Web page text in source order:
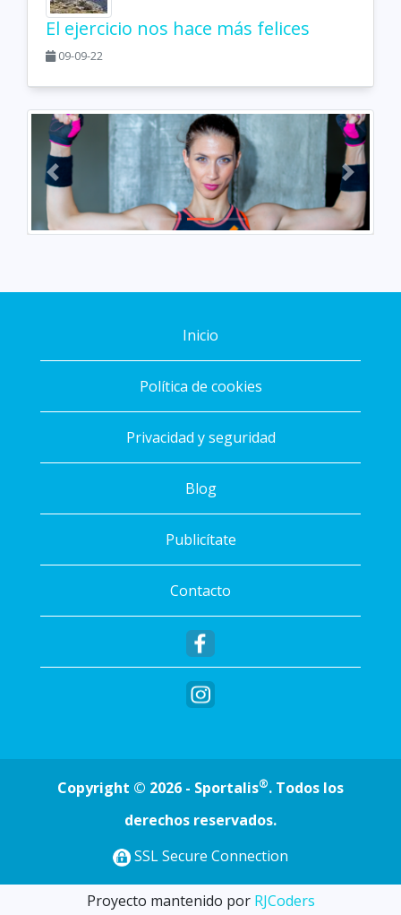
El ejercicio nos hace más felices
09-09-22
Previous Next
Inicio
Política de cookies
Privacidad y seguridad
Blog
Publicítate
Contacto
Copyright © 2026 - Sportalis®. Todos los
derechos reservados.
SSL Secure Connection
Proyecto mantenido por RJCoders